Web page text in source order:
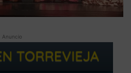
Anuncio